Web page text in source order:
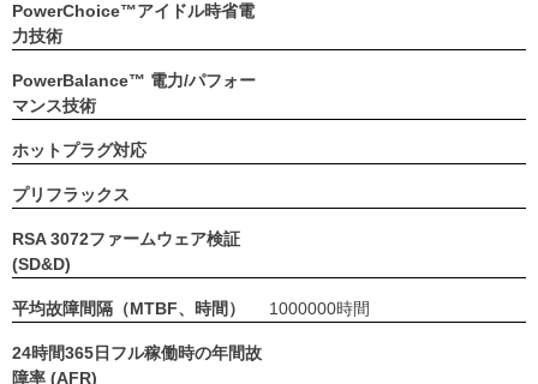
PowerChoice™アイドル時省電
力技術
PowerBalance™ 電力/パフォー
マンス技術
ホットプラグ対応
プリフラックス
RSA 3072ファームウェア検証
(SD&D)
平均故障間隔（MTBF、時間） 1000000時間
24時間365日フル稼働時の年間故
障率 (AFR)